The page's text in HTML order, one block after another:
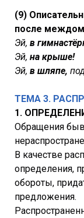
(9)
после
Эй, в
Эй, на крыше!
Эй, в шляпе,
ТЕМА 3.
1.
Обращения
В качестве
определения,
обороты,
предложения.